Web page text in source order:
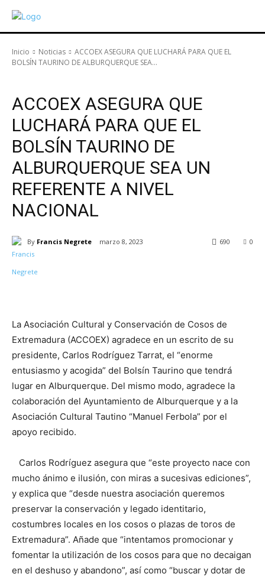
Inicio Noticias
ACCOEX ASEGURA QUE LUCHARÁ PARA QUE EL
BOLSÍN TAURINO DE ALBURQUERQUE SEA...
ACCOEX ASEGURA QUE
LUCHARÁ PARA QUE EL
BOLSÍN TAURINO DE
ALBURQUERQUE SEA UN
REFERENTE A NIVEL
NACIONAL
By Francis Negrete marzo 8, 2023 0
690
La Asociación Cultural y Conservación de Cosos de
Extremadura (ACCOEX) agradece en un escrito de su
presidente, Carlos Rodríguez Tarrat, el “enorme
entusiasmo y acogida” del Bolsín Taurino que tendrá
lugar en Alburquerque. Del mismo modo, agradece la
colaboración del Ayuntamiento de Alburquerque y a la
Asociación Cultural Tautino “Manuel Ferbola” por el
apoyo recibido.
Carlos Rodríguez asegura que “este proyecto nace con
mucho ánimo e ilusión, con miras a sucesivas ediciones”,
y explica que “desde nuestra asociación queremos
preservar la conservación y legado identitario,
costumbres locales en los cosos o plazas de toros de
Extremadura”. Añade que “intentamos promocionar y
fomentar la utilización de los cosos para que no decaigan
en el deshuso y abandono”, así como “buscar y dotar de